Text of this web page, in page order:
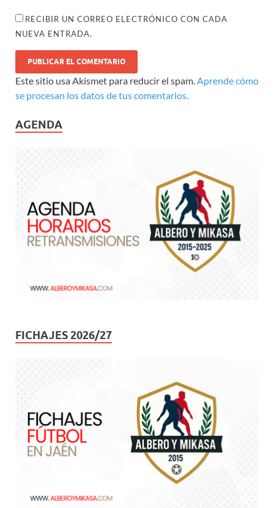
RECIBIR UN CORREO ELECTRÓNICO CON CADA
NUEVA ENTRADA.
Este sitio usa Akismet para reducir el spam.Aprende cómo
se procesan los datos de tus comentarios.
AGENDA
FICHAJES 2026/27